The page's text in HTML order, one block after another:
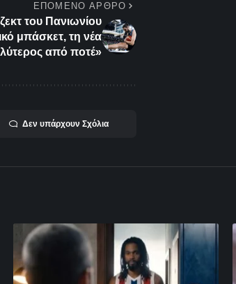
ΕΠΌΜΕΝΟ ΆΡΘΡΟ
του Πανιωνίου
μπάσκετ, τη νέα
από ποτέ»
Δεν υπάρχουν Σχόλια